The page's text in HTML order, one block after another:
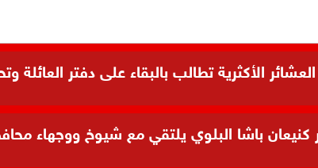
الأكثرية تطالب بالبقاء على دفتر العائلة
باشا البلوي يلتقي مع شيوخ ووجهاء